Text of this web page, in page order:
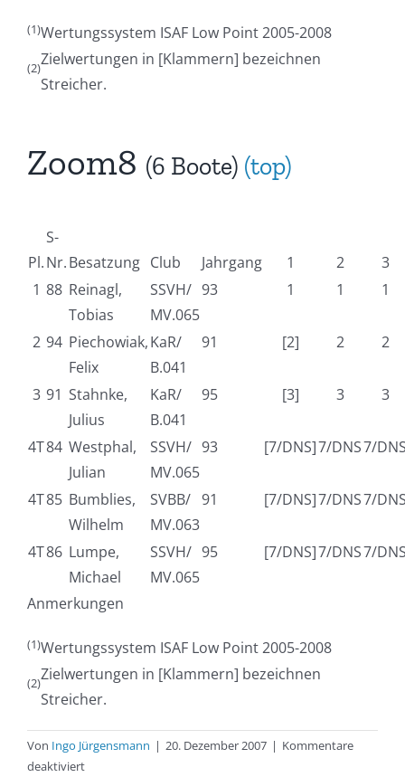
(1)Wertungssystem ISAF Low Point 2005-2008
(2)Zielwertungen in [Klammern] bezeichnen
Streicher.
Zoom8 (6 Boote) (top)
Pl.
S-
Nr.Besatzung Club Jahrgang 1 2
3
1 88 Reinagl,
Tobias
SSVH/
MV.065
93 1 1 1
2 94 Piechowiak,
Felix
KaR/
B.041
91 [2] 2 2
3 91 Stahnke,
Julius
KaR/
B.041
95 [3] 3 3
4T84 Westphal,
Julian
SSVH/
MV.065
93 [7/DNS]7/DNS7/
4T85 Bumblies,
Wilhelm
SVBB/
MV.063
91 [7/DNS]7/DNS7/
4T86 Lumpe,
Michael
SSVH/
MV.065
95 [7/DNS]7/DNS7/
Anmerkungen
(1)Wertungssystem ISAF Low Point 2005-2008
(2)Zielwertungen in [Klammern] bezeichnen
Streicher.
Von Ingo Jürgensmann | 20. Dezember 2007 | Kommentare
deaktiviertfür